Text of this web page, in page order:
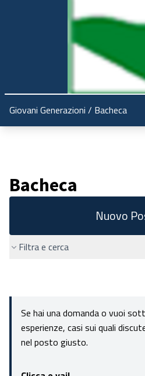
Regione Emilia-Romagna Partecipazione
Giovani Generazioni / Bacheca
Bacheca
Nuovo
Filtra e cerca
Se hai una domanda o vuoi
esperienze, casi sui quali
nel posto giusto.